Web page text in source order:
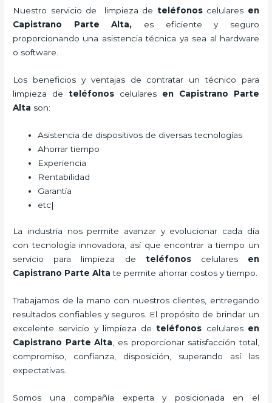
Nuestro servicio de limpieza de teléfonoscelulares en
Capistrano Parte Alta, es eficiente y seguro
proporcionando una asistencia técnica ya sea al hardware
o software.
Los beneficios y ventajas de contratar un técnico para
limpieza deteléfonos celulares en Capistrano Parte
Alta son:
Asistencia de dispositivos de diversas tecnologías
Ahorrar tiempo
Experiencia
Rentabilidad
Garantía
etc|
La industria nos permite avanzar y evolucionar cada día
con tecnología innovadora, así que encontrar a tiempo un
servicio para limpieza de teléfonoscelularesen
Capistrano Parte Alta te permite ahorrar costos y tiempo.
Trabajamos de la mano con nuestros clientes, entregando
resultados confiables y seguros. El propósito de brindar un
excelente servicio y limpieza deteléfonos celularesen
Capistrano Parte Alta , es proporcionar satisfacción total,
compromiso, confianza, disposición, superando así las
expectativas.
Somos una compañía experta y posicionada en el